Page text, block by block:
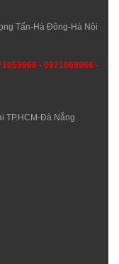
Tấn-Hà Đông-Hà Nội
- 0971069966 -
TP.HCM-Đà Nẵng